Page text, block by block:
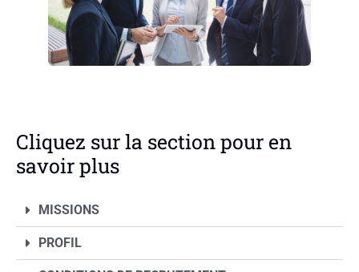
Cliquez sur la section pour en
savoir plus
MISSIONS
PROFIL